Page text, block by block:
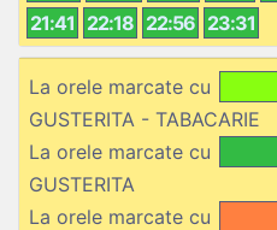
21:41 22:18 22:56 23:31
La orele marcate cu
GUSTERITA - TABACARIE
La orele marcate cu
GUSTERITA
La orele marcate cu